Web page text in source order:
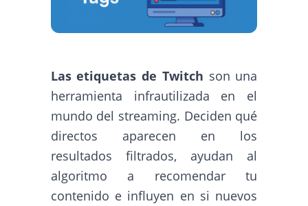
Las etiquetas de Twitch son una
herramienta infrautilizada en el
mundo del streaming. Deciden qué
directos aparecen en los
resultados filtrados, ayudan al
algoritmo a recomendar tu
contenido e influyen en si nuevos